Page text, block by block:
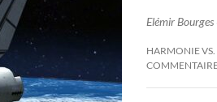
Elémir
HARMONIE